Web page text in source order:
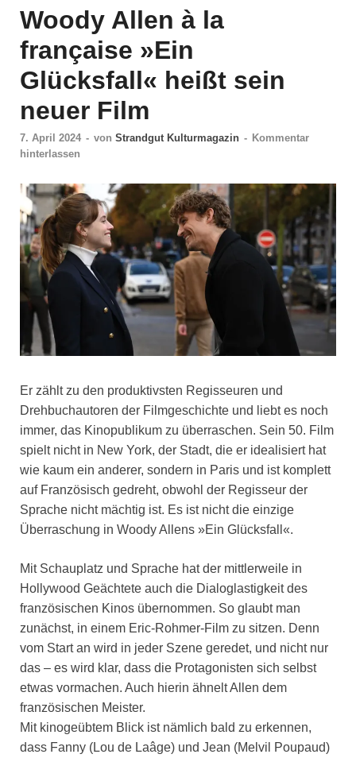
Woody Allen à la
française »Ein
Glücksfall« heißt sein
neuer Film
7. April 2024 - von Strandgut Kulturmagazin - Kommentar
hinterlassen
Er zählt zu den produktivsten Regisseuren und
Drehbuchautoren der Filmgeschichte und liebt es noch
immer, das Kinopublikum zu überraschen. Sein 50. Film
spielt nicht in New York, der Stadt, die er idealisiert hat
wie kaum ein anderer, sondern in Paris und ist komplett
auf Französisch gedreht, obwohl der Regisseur der
Sprache nicht mächtig ist. Es ist nicht die einzige
Überraschung in Woody Allens »Ein Glücksfall«.
Mit Schauplatz und Sprache hat der mittlerweile in
Hollywood Geächtete auch die Dialoglastigkeit des
französischen Kinos übernommen. So glaubt man
zunächst, in einem Eric-Rohmer-Film zu sitzen. Denn
vom Start an wird in jeder Szene geredet, und nicht nur
das – es wird klar, dass die Protagonisten sich selbst
etwas vormachen. Auch hierin ähnelt Allen dem
französischen Meister.
Mit kinogeübtem Blick ist nämlich bald zu erkennen,
dass Fanny (Lou de Laâge) und Jean (Melvil Poupaud)